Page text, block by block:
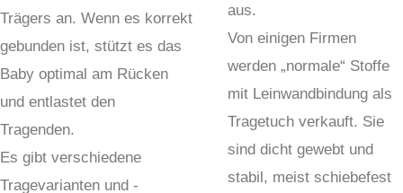
Trägers an. Wenn es korrekt
gebunden ist, stützt es das
Baby optimal am Rücken
und entlastet den
Tragenden.
Es gibt verschiedene
Tragevarianten und -
aus.
Von einigen Firmen
werden „normale“ Stoffe
mit Leinwandbindung als
Tragetuch verkauft. Sie
sind dicht gewebt und
stabil, meist schiebefest